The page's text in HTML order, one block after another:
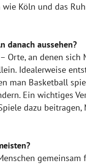
Köln und das
danach aussehen?
an denen sich
Idealerweise
man Basketball
Ein wichtiges
dazu